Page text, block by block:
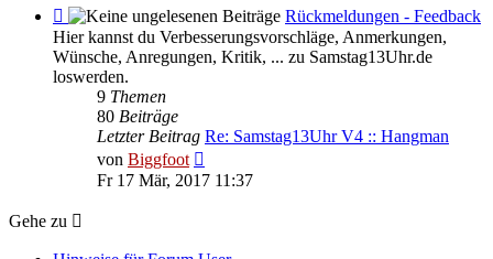
Feed
-
Rückmeldungen
-
Feedback
Rückmeldungen - Feedback
Hier kannst du Verbesserungsvorschläge, Anmerkungen,
Wünsche, Anregungen, Kritik, ... zu Samstag13Uhr.de
loswerden.
9 Themen
80 Beiträge
Letzter Beitrag Re: Samstag13Uhr V4 :: Hangman
von Biggfoot
Beitrag
Fr 17 Mär, 2017 11:37
Gehe zu